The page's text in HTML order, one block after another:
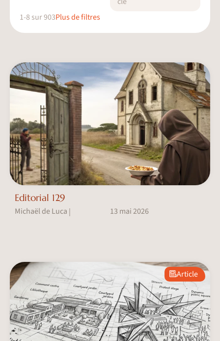
1-8sur903Plus de filtres
Editorial 129
Michaël de Luca | 13 mai 2026
Article